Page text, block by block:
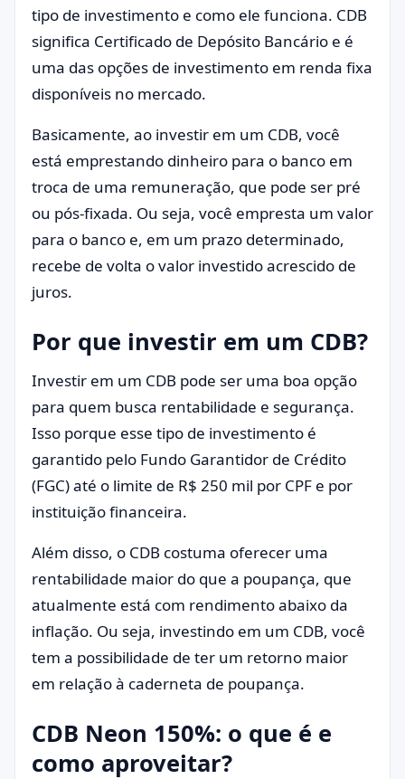
tipo de investimento e como ele funciona. CDB
significa Certificado de Depósito Bancário e é
uma das opções de investimento em renda fixa
disponíveis no mercado.
Basicamente, ao investir em um CDB, você
está emprestando dinheiro para o banco em
troca de uma remuneração, que pode ser pré
ou pós-fixada. Ou seja, você empresta um valor
para o banco e, em um prazo determinado,
recebe de volta o valor investido acrescido de
juros.
Por que investir em um CDB?
Investir em um CDB pode ser uma boa opção
para quem busca rentabilidade e segurança.
Isso porque esse tipo de investimento é
garantido pelo Fundo Garantidor de Crédito
(FGC) até o limite de R$ 250 mil por CPF e por
instituição financeira.
Além disso, o CDB costuma oferecer uma
rentabilidade maior do que a poupança, que
atualmente está com rendimento abaixo da
inflação. Ou seja, investindo em um CDB, você
tem a possibilidade de ter um retorno maior
em relação à caderneta de poupança.
CDB Neon 150%: o que é e
como aproveitar?